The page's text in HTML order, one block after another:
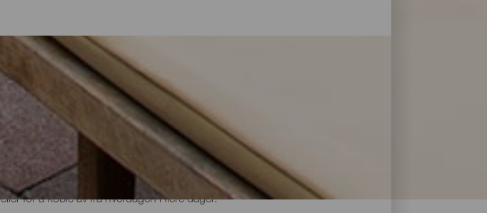
av natur og med alle typer service og omsorg: La Palma har et
I dette utvalget av de beste overnattingsstedene på La Isla Bonita
for å koble av fra hverdagen i flere dager.